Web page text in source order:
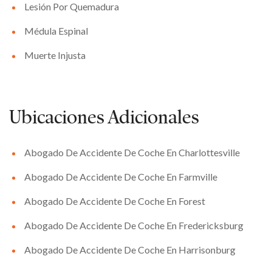
Lesión Por Quemadura
Médula Espinal
Muerte Injusta
Ubicaciones Adicionales
Abogado De Accidente De Coche En Charlottesville
Abogado De Accidente De Coche En Farmville
Abogado De Accidente De Coche En Forest
Abogado De Accidente De Coche En Fredericksburg
Abogado De Accidente De Coche En Harrisonburg